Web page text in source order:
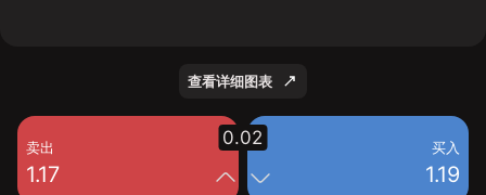
查看详细图表
卖出
1.17
买入
1.19
0.02